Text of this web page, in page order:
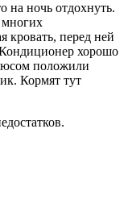
на ночь отдохнуть.
многих
кровать, перед ней
хорошо
положили
Кормят тут